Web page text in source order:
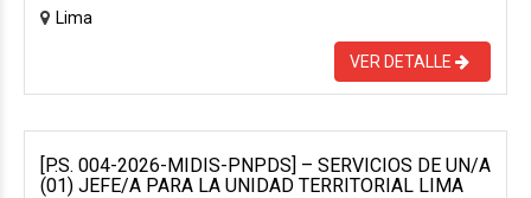
Lima
VER DETALLE
[P.S. 004-2026-MIDIS-PNPDS] – SERVICIOS DE UN/A
(01) JEFE/A PARA LA UNIDAD TERRITORIAL LIMA